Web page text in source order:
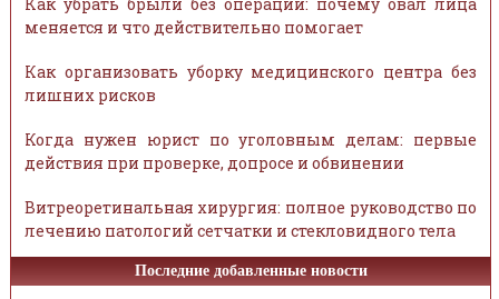
меняется и что действительно помогает
Как организовать уборку медицинского центра без
лишних рисков
Когда нужен юрист по уголовным делам: первые
действия при проверке, допросе и обвинении
Витреоретинальная хирургия: полное руководство по
лечению патологий сетчатки и стекловидного тела
Последние добавленные новости